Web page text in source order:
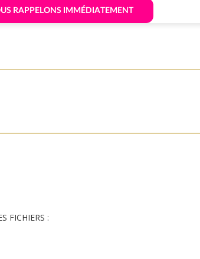
RAPPELONS IMMÉDIATEMENT
FICHIERS :